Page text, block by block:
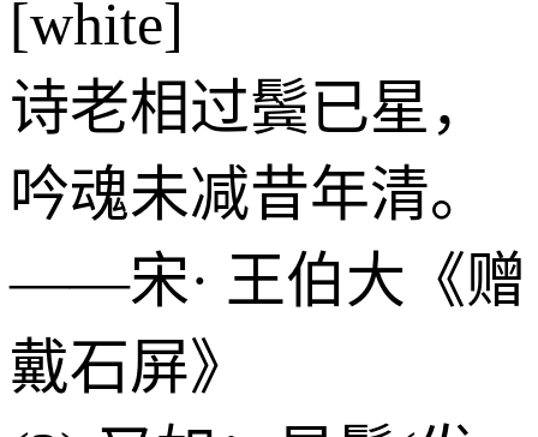
[white]
诗老相过鬓已星，
吟魂未减昔年清。
——宋· 王伯大《赠
戴石屏》